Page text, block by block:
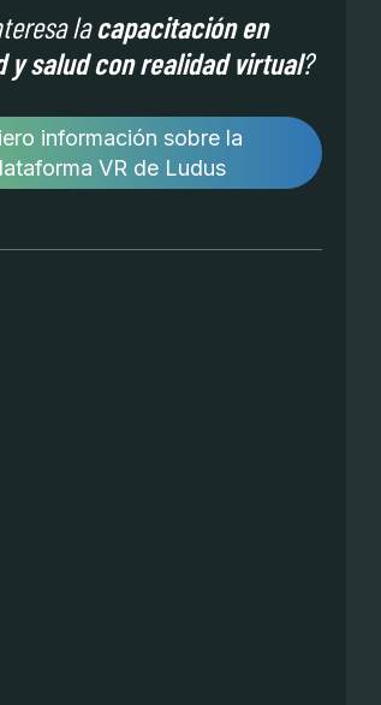
lacapacitación en
y salud con realidad virtual?
información sobre la
VR de Ludus